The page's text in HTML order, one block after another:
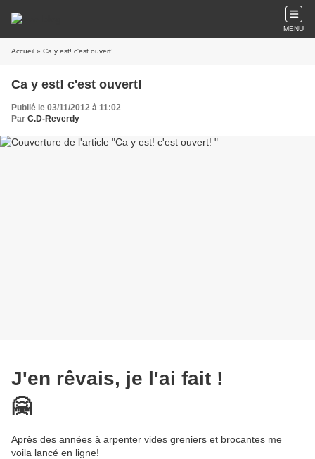
MENU
Accueil » Ca y est! c'est ouvert!
Ca y est! c'est ouvert!
Publié le 03/11/2012 à 11:02
Par C.D-Reverdy
J'en rêvais, je l'ai fait !
🤗
Après des années à arpenter vides greniers et brocantes me
voila lancé en ligne!